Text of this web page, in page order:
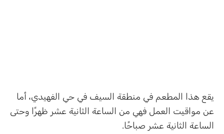
يقع هذا المطعم في منطقة السيف في حي الفهيدي، أما
عن مواقيت العمل فهي من الساعة الثانية عشر ظهرًا وحتى
الساعة الثانية عشر صباحًا.